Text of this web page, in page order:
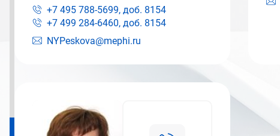
NYPeskova@mephi.ru
+7 495 788-5699, доб. 8154
+7 499 284-6460, доб. 8154